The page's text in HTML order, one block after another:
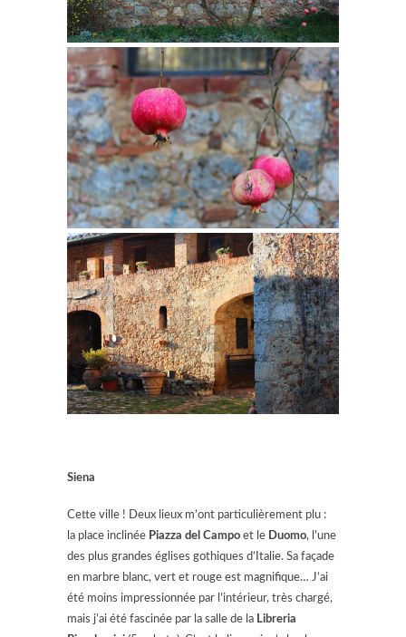
Siena
Cette ville ! Deux lieux m’ont particulièrement plu :
la place inclinée Piazza del Campo et le Duomo, l’une
des plus grandes églises gothiques d’Italie. Sa façade
en marbre blanc, vert et rouge est magnifique… J’ai
été moins impressionnée par l’intérieur, très chargé,
mais j’ai été fascinée par la salle de la Libreria